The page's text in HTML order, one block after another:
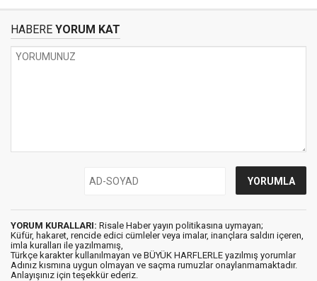
HABERE YORUM KAT
YORUM KURALLARI: Risale Haber yayın politikasına uymayan;
Küfür, hakaret, rencide edici cümleler veya imalar, inançlara saldırı içeren,
imla kuralları ile yazılmamış,
Türkçe karakter kullanılmayan ve BÜYÜK HARFLERLE yazılmış yorumlar
Adınız kısmına uygun olmayan ve saçma rumuzlar onaylanmamaktadır.
Anlayışınız için teşekkür ederiz.